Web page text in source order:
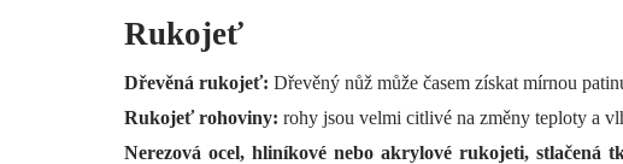
Rukojeť
Dřevěná rukojeť: Dřevěný nůž může časem získat mírnou
Rukojeť rohoviny: rohy jsou velmi citlivé na změny teploty a
Nerezová ocel, hliníkové nebo akrylové rukojeti, stlačená